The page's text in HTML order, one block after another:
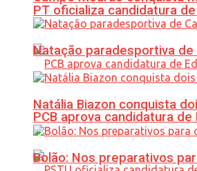
PT oficializa candidatura
PCB aprova candidatura
Natação paradesportiva
Natália Biazon conquista
Bolão: Nos preparativos